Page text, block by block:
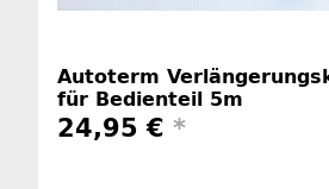
Autoterm
für Bedienteil 5m
24,95 € *